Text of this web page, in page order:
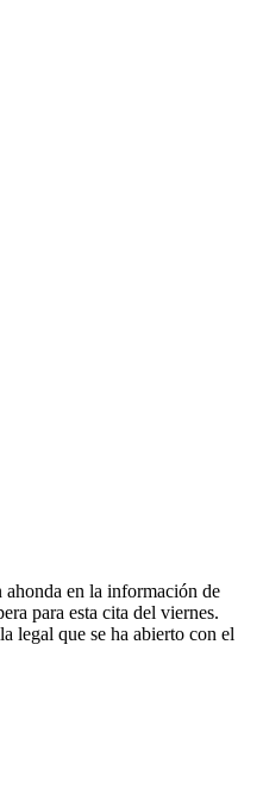
ahonda en la información de
para esta cita del viernes.
legal que se ha abierto con el